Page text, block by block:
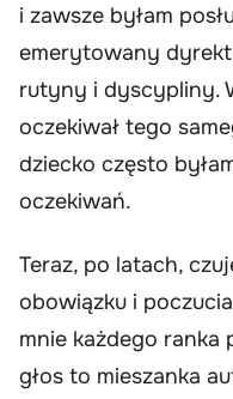
i zawsze byłam
emerytowany
rutyny i dyscypliny.
oczekiwał tego
dziecko często
oczekiwań.
Teraz, po latach,
obowiązku i
mnie każdego ranka
głos to mieszanka